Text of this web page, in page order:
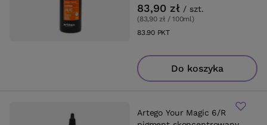
83,90 zł / szt.
(83,90 zł / 100ml)
83.90PKTpunktów
Do koszyka
Artego Your Magic 6/R